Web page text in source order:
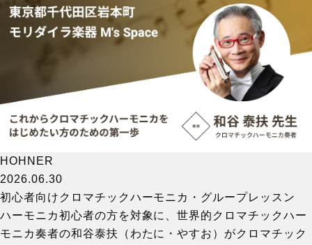
HOHNER
2026.06.30
初心者向けクロマチックハーモニカ・グループレッスン
ハーモニカ初心者の方を対象に、世界的クロマチックハー
モニカ奏者の和谷泰扶（わたに・やすお）がクロマチック